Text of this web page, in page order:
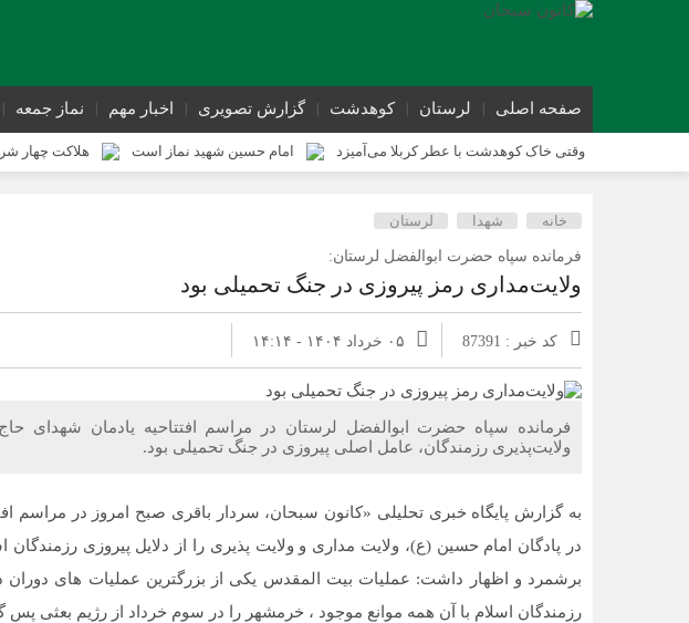
صفحه اصلی لرستان کوهدشت گزارش تصویری اخبار مهم نماز جمعه
وقتی خاک کوهدشت با عطر کربلا می‌آمیزد امام حسین شهید نماز است هلاکت چهار شرور مسلح
کوهدشت در آستانه اربعین؛ از آمادگی زیرساختی تا آمادگی مردمی
خانه شهدا لرستان
فرمانده سپاه حضرت ابوالفضل لرستان:
ولایت‌مداری رمز پیروزی در جنگ تحمیلی بود
کد خبر : 87391 ۰۵ خرداد ۱۴۰۴ - ۱۴:۱۴
فرمانده سپاه حضرت ابوالفضل لرستان در مراسم افتتاحیه یادمان شهدای
ولایت‌پذیری رزمندگان، عامل اصلی پیروزی در جنگ تحمیلی بود.
به گزارش پایگاه خبری تحلیلی «کانون سبحان، سردار باقری صبح امروز در مراسم
در پادگان امام حسین (ع)، ولایت مداری و ولایت پذیری را از دلایل پیروزی
برشمرد و اظهار داشت: عملیات بیت المقدس یکی از بزرگترین عملیات های
رزمندگان اسلام با آن همه موانع موجود ، خرمشهر را در سوم خرداد از رژیم بعثی پس